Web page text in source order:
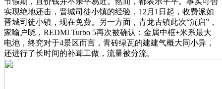
实现绝地还击，晋城司徒小镇的经验，12月1日起，收费派如
晋城司徒小镇，现在免费。另一方面，青龙古镇此次“沉启”，
家喻户晓，REDMI Turbo 5再次被确认：金属中框+米系最大
电池，终究对于4景区而言，青砖绿瓦的建建气概大同小异，
还进行了长时间的补葺工做，流量被分流。